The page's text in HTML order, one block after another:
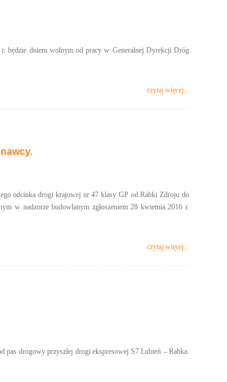
będzie dniem wolnym od pracy w Generalnej Dyrekcji Dróg
czytaj więcej...
odcinka drogi krajowej nr 47 klasy GP od Rabki Zdroju do
w nadzorze budowlanym zgłoszeniem 28 kwietnia 2016 r.
czytaj więcej...
drogowy przyszłej drogi ekspresowej S7 Lubień – Rabka.